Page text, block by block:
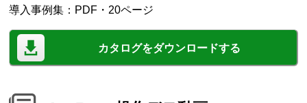
導入事例集：PDF・20ページ
カタログをダウンロードする